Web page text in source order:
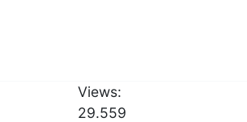
Views:
29.559